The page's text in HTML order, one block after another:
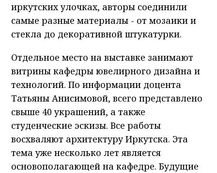
иркутских улочках, авторы соединили
самые разные материалы - от мозаики и
стекла до декоративной штукатурки.
Отдельное место на выставке занимают
витрины кафедры ювелирного дизайна и
технологий. По информации доцента
Татьяны Анисимовой, всего представлено
свыше 40 украшений, а также
студенческие эскизы. Все работы
восхваляют архитектуру Иркутска. Эта
тема уже несколько лет является
основополагающей на кафедре. Будущие